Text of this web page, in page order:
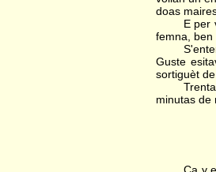
doas
E per
femna, ben
Guste
sortiguèt
minutas de